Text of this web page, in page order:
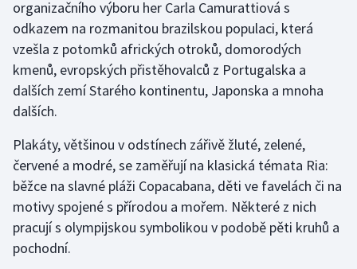
Parasport
Plavání
Plážový volejbal
Ragby
Rychlobruslení
Rychlostní kanoistika
organizačního výboru her Carla Camurattiová s
odkazem na rozmanitou brazilskou populaci, která
vzešla z potomků afrických otroků, domorodých
kmenů, evropských přistěhovalců z Portugalska a
dalších zemí Starého kontinentu, Japonska a mnoha
dalších.
Plakáty, většinou v odstínech zářivě žluté, zelené,
červené a modré, se zaměřují na klasická témata Ria:
běžce na slavné pláži Copacabana, děti ve favelách či na
motivy spojené s přírodou a mořem. Některé z nich
pracují s olympijskou symbolikou v podobě pěti kruhů a
pochodní.